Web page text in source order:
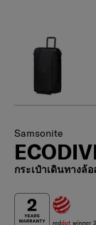
Samsonite
กระเป๋าเดินทางล้